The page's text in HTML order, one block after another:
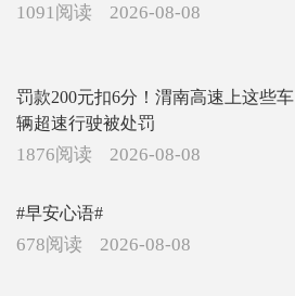
1091阅读 2026-08-08
罚款200元扣6分！渭南高速上这些车
辆超速行驶被处罚
1876阅读 2026-08-08
#早安心语#
678阅读 2026-08-08